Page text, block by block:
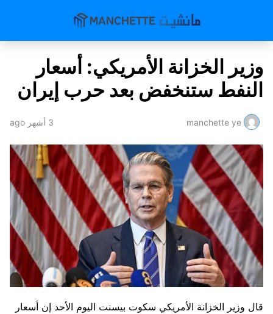
وزير الخزانة الأمريكي: أسعار
النفط ستنخفض بعد حرب إيران
manchette ye 3 أشهر ago
قال ​وزير الخزانة ‌الأمريكي سكوت بيسنت ​اليوم ​الأحد إن أسعار